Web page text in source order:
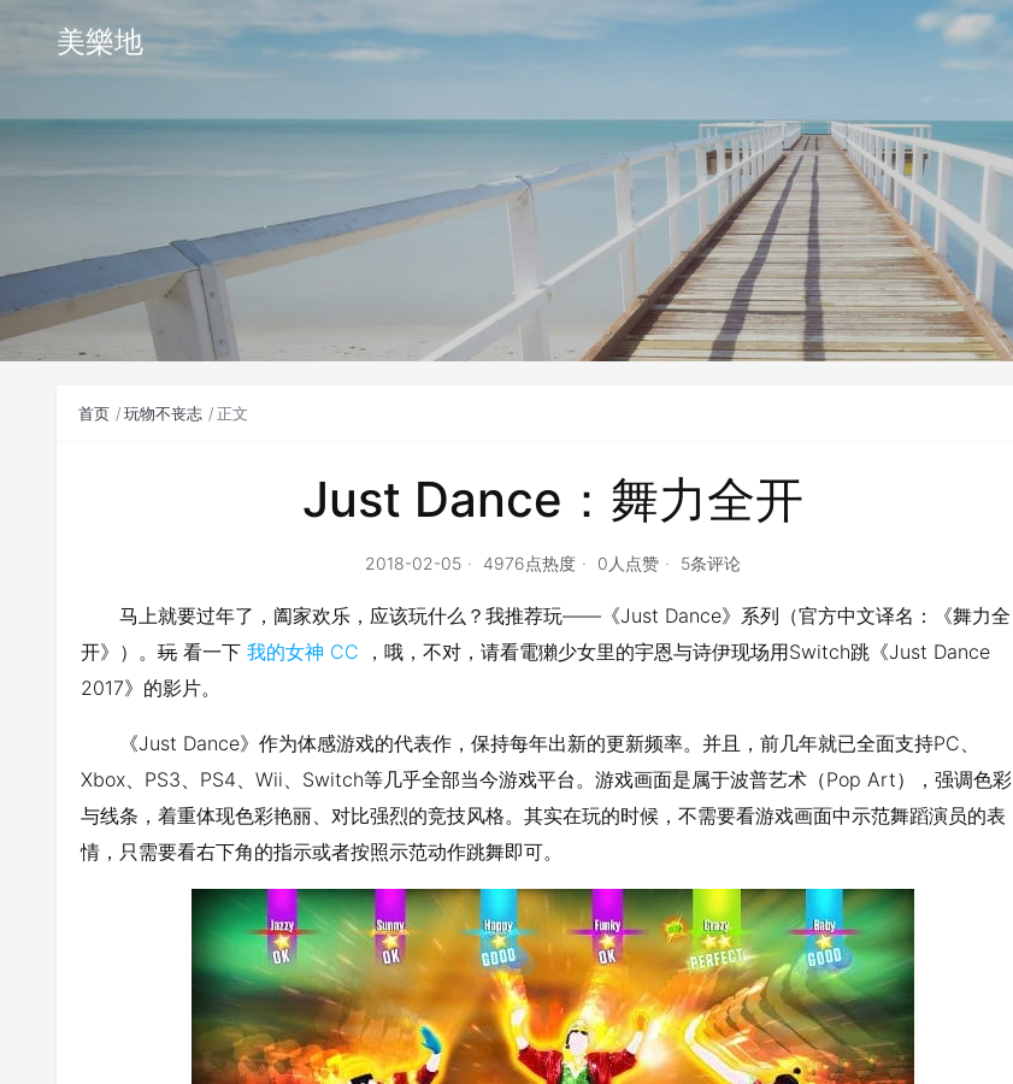
美樂地
首页 玩物不丧志 正文
Just Dance：舞力全开
2018-02-05 4976点热度 0人点赞 5条评论
马上就要过年了，阖家欢乐，应该玩什么？我推荐玩——《Just Dance》系列（官方中文译名：《舞力全
开》）。 玩 看一下 我的女神 CC ，哦，不对，请看電獺少女里的宇恩与诗伊现场用Switch跳《Just Dance
2017》的影片。
《Just Dance》作为体感游戏的代表作，保持每年出新的更新频率。并且，前几年就已全面支持PC、
Xbox、PS3、PS4、Wii、Switch等几乎全部当今游戏平台。游戏画面是属于波普艺术（Pop Art），强调色彩
与线条，着重体现色彩艳丽、对比强烈的竞技风格。其实在玩的时候，不需要看游戏画面中示范舞蹈演员的表
情，只需要看右下角的指示或者按照示范动作跳舞即可。